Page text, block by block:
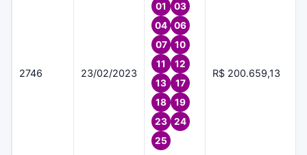
2746 23/02/2023
01
03
04
06
07
10
11
12
13
17
18
19
23
24
25
R$ 200.659,13